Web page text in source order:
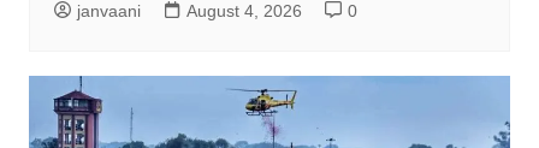
janvaani August 4, 2026 0